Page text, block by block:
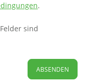
.
sind
ABSENDEN